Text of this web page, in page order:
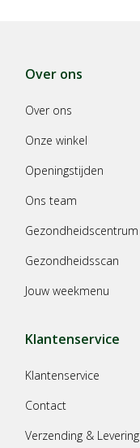
Over ons
Over ons
Onze winkel
Openingstijden
Ons team
Gezondheidscentrum
Gezondheidsscan
Jouw weekmenu
Klantenservice
Klantenservice
Contact
Verzending & Levering